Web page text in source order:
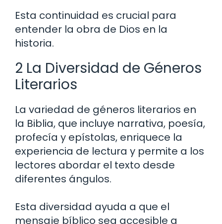
Esta continuidad es crucial para
entender la obra de Dios en la
historia.
2 La Diversidad de Géneros
Literarios
La variedad de géneros literarios en
la Biblia, que incluye narrativa, poesía,
profecía y epístolas, enriquece la
experiencia de lectura y permite a los
lectores abordar el texto desde
diferentes ángulos.
Esta diversidad ayuda a que el
mensaje bíblico sea accesible a